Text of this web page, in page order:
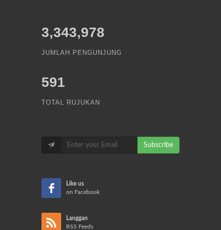
3,343,978
JUMLAH PENGUNJUNG
591
TOTAL RUJUKAN
Subscribe
Like us
on Facebook
Langgan
RSS Feeds